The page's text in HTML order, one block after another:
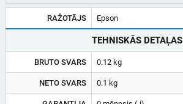
RAŽOTĀJS Epson
TEHNISKĀS DETAĻAS
BRUTO SVARS 0.12 kg
NETO SVARS 0.1 kg